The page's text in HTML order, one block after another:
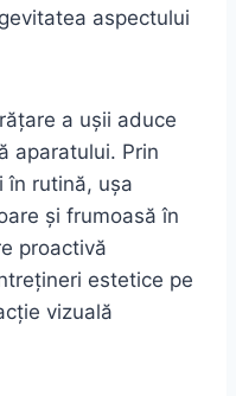
aspectului
a ușii aduce
aparatului. Prin
în rutină, ușa
și frumoasă în
proactivă
estetice pe
vizuală